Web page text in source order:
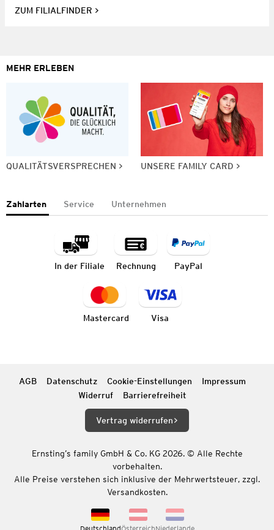
ZUM FILIALFINDER
MEHR ERLEBEN
QUALITÄTSVERSPRECHEN UNSERE FAMILY CARD
Zahlarten Service Unternehmen
In der Filiale Rechnung PayPal
Mastercard Visa
AGB Datenschutz Cookie-Einstellungen
Impressum
Widerruf
Barrierefreiheit
Vertrag widerrufen
Ernsting’s family GmbH & Co. KG 2026. © Alle Rechte
vorbehalten.
Alle Preise verstehen sich inklusive der Mehrwertsteuer, zzgl.
Versandkosten.